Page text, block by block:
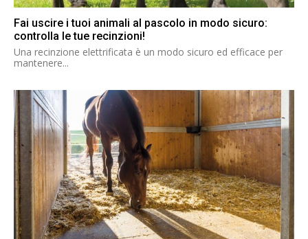
Fai uscire i tuoi animali al pascolo in modo sicuro:
controlla le tue recinzioni!
Una recinzione elettrificata è un modo sicuro ed efficace per
mantenere...